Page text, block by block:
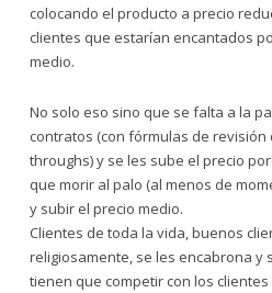
colocando el producto a precio
clientes que estarían encantados
medio.
No solo eso sino que se falta a la
contratos (con fórmulas de revisión
throughs) y se les sube el precio
que morir al palo (al menos de
y subir el precio medio.
Clientes de toda la vida, buenos
religiosamente, se les encabrona y
tienen que competir con los